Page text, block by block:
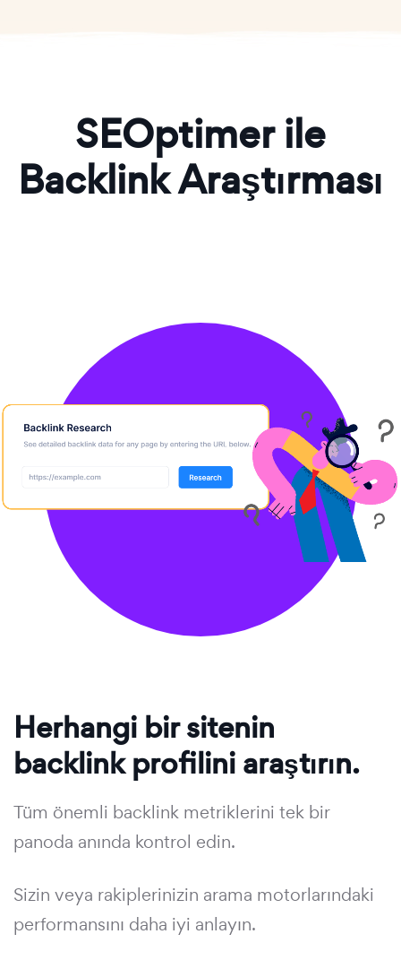
SEOptimer ile
Backlink Araştırması
Herhangi bir sitenin
backlink profilini araştırın.
Tüm önemli backlink metriklerini tek bir
panoda anında kontrol edin.
Sizin veya rakiplerinizin arama motorlarındaki
performansını daha iyi anlayın.